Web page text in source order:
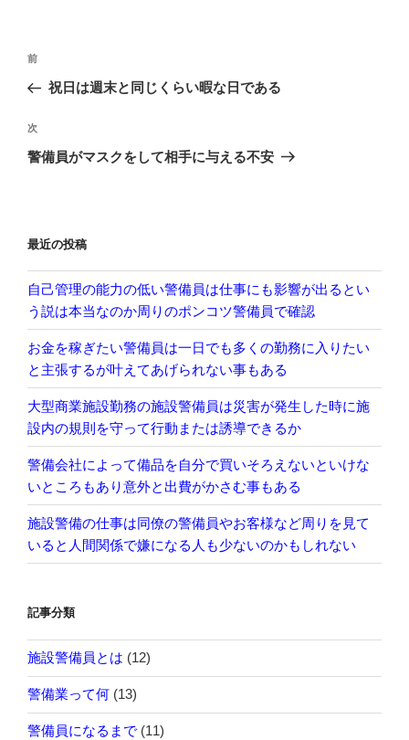
投
ナ
ビ
ゲ
ン
前
の
稿
前
祝日は週末と同じくらい暇な日である
次
の
次
警備員がマスクをして相手に与える不安
最近の投稿
自己管理の能力の低い警備員は仕事にも影響が出るとい
う説は本当なのか周りのポンコツ警備員で確認
お金を稼ぎたい警備員は一日でも多くの勤務に入りたい
と主張するが叶えてあげられない事もある
大型商業施設勤務の施設警備員は災害が発生した時に施
設内の規則を守って行動または誘導できるか
警備会社によって備品を自分で買いそろえないといけな
いところもあり意外と出費がかさむ事もある
施設警備の仕事は同僚の警備員やお客様など周りを見て
いると人間関係で嫌になる人も少ないのかもしれない
記事分類
施設警備員とは (12)
警備業って何 (13)
警備員になるまで (11)